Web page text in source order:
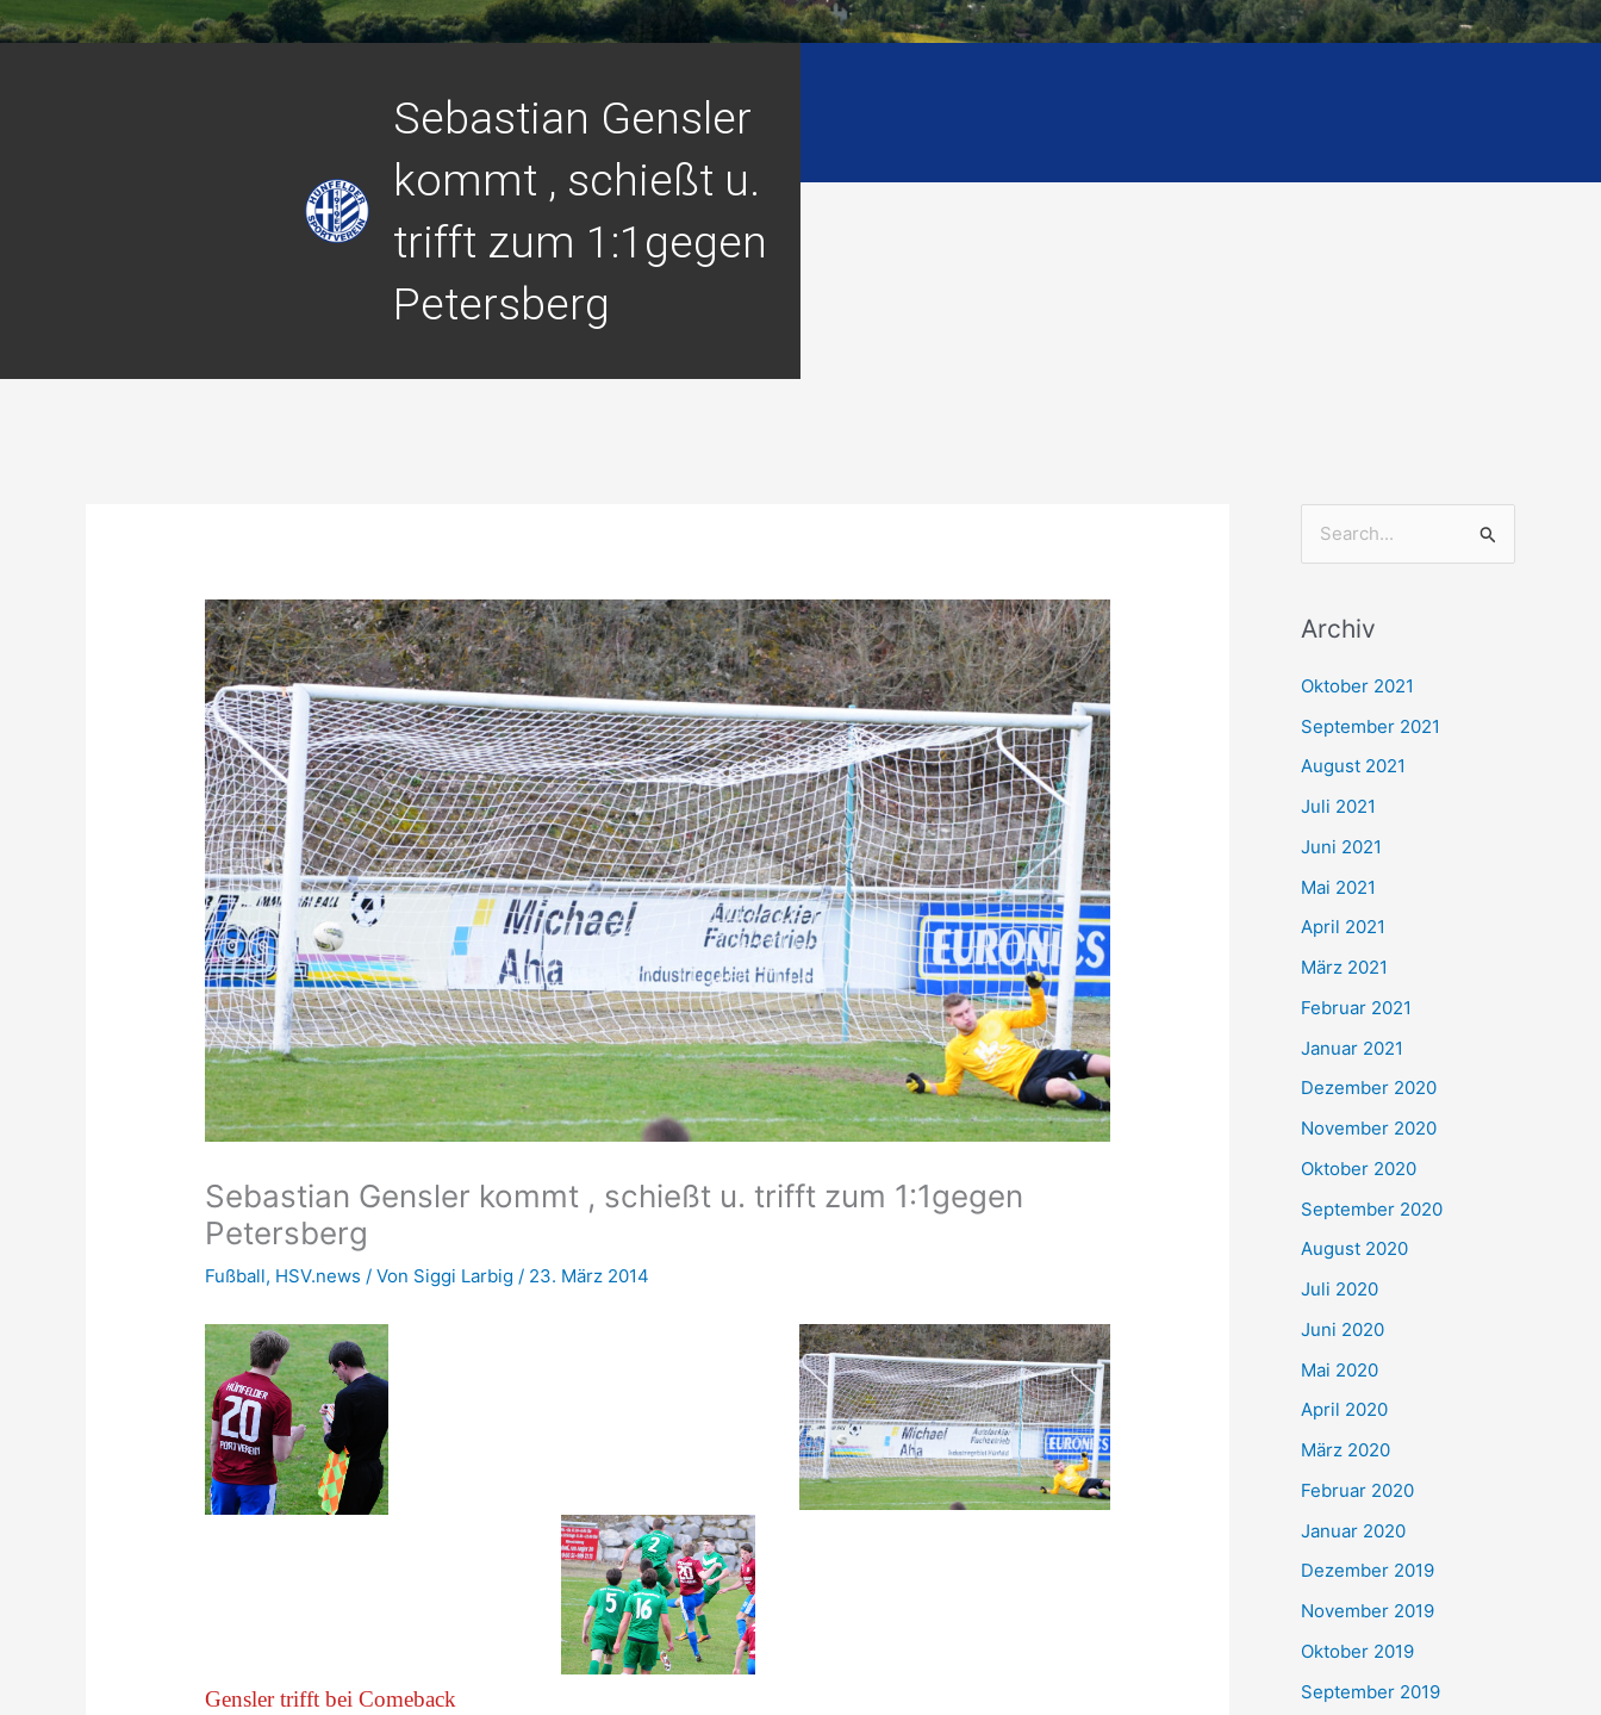
Sebastian Gensler
kommt , schießt u.
trifft zum 1:1gegen
Petersberg
Sebastian Gensler kommt , schießt u. trifft zum 1:1gegen
Petersberg
Fußball, HSV.news / Von Siggi Larbig / 23. März 2014
Gensler trifft bei Comeback
h
e
n
h
:
Archiv
Oktober 2021
September 2021
August 2021
Juli 2021
Juni 2021
Mai 2021
April 2021
März 2021
Februar 2021
Januar 2021
Dezember 2020
November 2020
Oktober 2020
September 2020
August 2020
Juli 2020
Juni 2020
Mai 2020
April 2020
März 2020
Februar 2020
Januar 2020
Dezember 2019
November 2019
Oktober 2019
September 2019